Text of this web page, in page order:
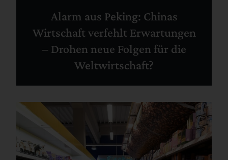
Alarm aus Peking: Chinas
Wirtschaft verfehlt Erwartungen
– Drohen neue Folgen für die
Weltwirtschaft?